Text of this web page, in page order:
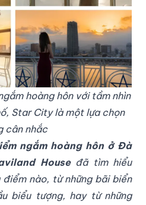
hoàng hôn với tầm nhìn
Star City là một lựa chọn
cân nhắc
ngắm hoàng hôn ở Đà
Houseđã tìm hiểu
nào, từ những bãi biển
biểu tượng, hay từ những